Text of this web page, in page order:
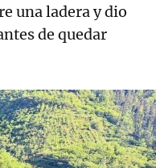
una ladera y dio
de quedar